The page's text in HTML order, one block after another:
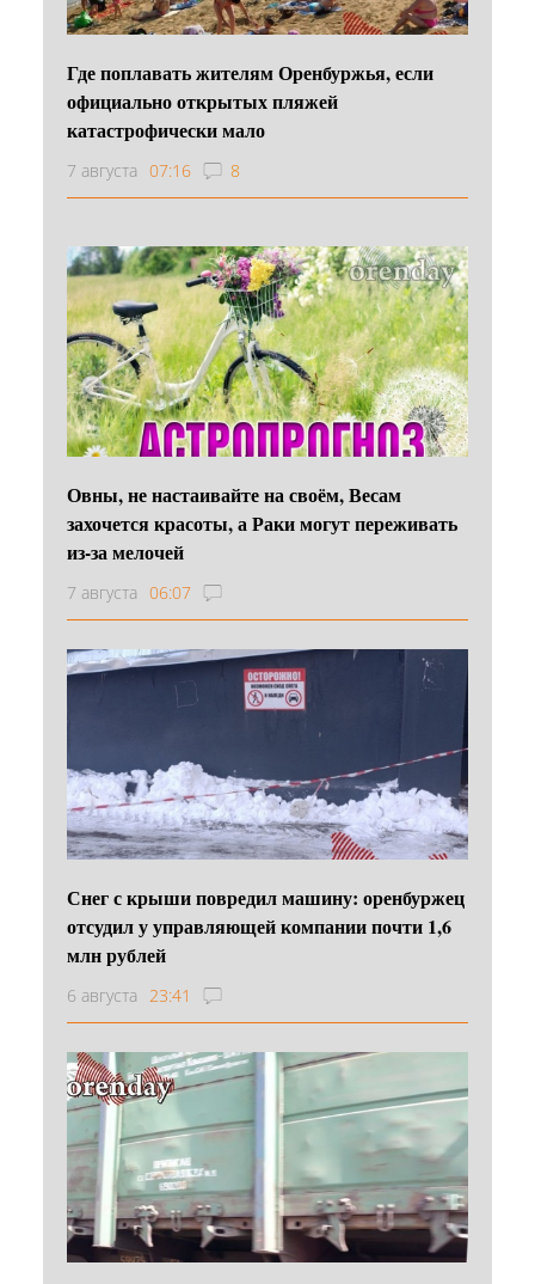
Где поплавать жителям Оренбуржья, если
официально открытых пляжей
катастрофически мало
7 августа 07:16 8
Овны, не настаивайте на своём, Весам
захочется красоты, а Раки могут переживать
из-за мелочей
7 августа 06:07
Снег с крыши повредил машину: оренбуржец
отсудил у управляющей компании почти 1,6
млн рублей
6 августа 23:41